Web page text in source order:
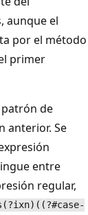
aunque el
por el método
primer
de
anterior. Se
entre
regular,